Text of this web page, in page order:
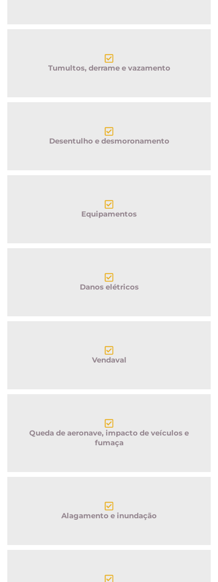
Tumultos, derrame e vazamento
Desentulho e desmoronamento
Equipamentos
Danos elétricos
Vendaval
Queda de aeronave, impacto de veículos e
fumaça
Alagamento e inundação